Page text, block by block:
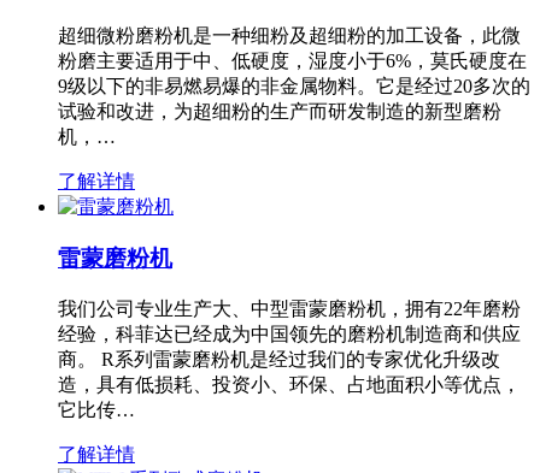
超细微粉磨粉机是一种细粉及超细粉的加工设备，此微
粉磨主要适用于中、低硬度，湿度小于6%，莫氏硬度在
9级以下的非易燃易爆的非金属物料。它是经过20多次的
试验和改进，为超细粉的生产而研发制造的新型磨粉
机，…
了解详情
雷蒙磨粉机
我们公司专业生产大、中型雷蒙磨粉机，拥有22年磨粉
经验，科菲达已经成为中国领先的磨粉机制造商和供应
商。 R系列雷蒙磨粉机是经过我们的专家优化升级改
造，具有低损耗、投资小、环保、占地面积小等优点，
它比传…
了解详情